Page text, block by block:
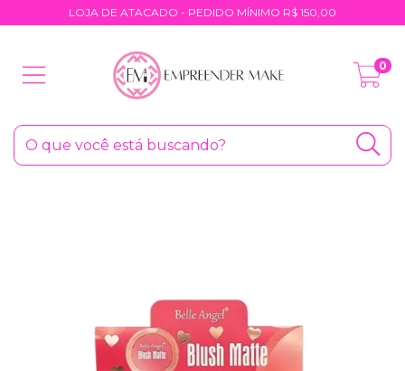
LOJA DE ATACADO - PEDIDO MÍNIMO R$ 150,00
0